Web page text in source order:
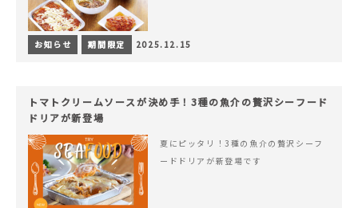
お知らせ 期間限定 2025.12.15
トマトクリームソースが決め手！3種の魚介の贅沢シーフード
ドリアが新登場
夏にピッタリ！3種の魚介の贅沢シーフ
ードドリアが新登場です